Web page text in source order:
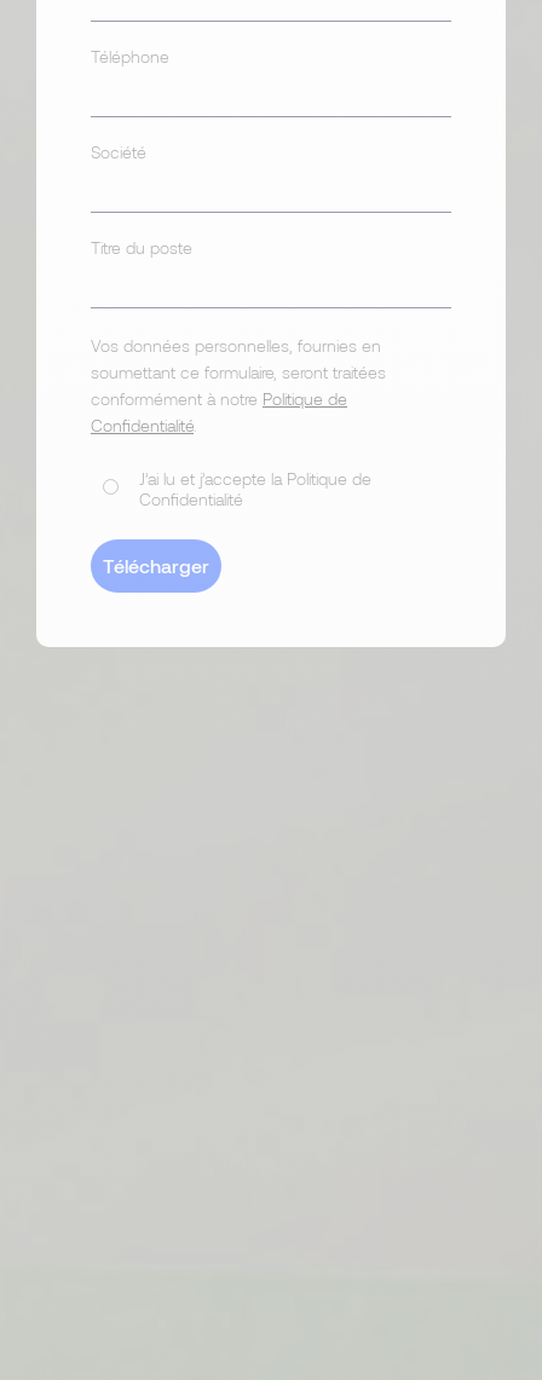
Téléphone
Société
Titre du poste
Vos données personnelles, fournies en
soumettant ce formulaire, seront traitées
conformément à notre Politique de
Confidentialité
J’ai lu et j’accepte la Politique de
Confidentialité